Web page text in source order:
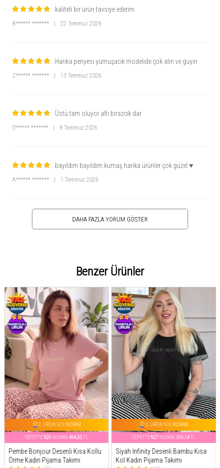
kaliteli bir ürün tavsiye ederim
B****** ******* 22 Temmuz 2026
Harıka penyesı yumuşacık modelıde çok alın ve guyın
Z****** ******* 13 Temmuz 2026
Üstü tam oluyor altı birazcık dar
S****** ******* 8 Temmuz 2026
bayıldım bayıldım kumaş harika ürünler çok güzel ♥️
A****** ******* 1 Temmuz 2026
DAHA FAZLA YORUM GÖSTER
Benzer Ürünler
2. ÜRÜN %10 İNDİRİM
SEPETTE%27 İNDİRİM510,14TL
Siyah İnfinity Desenli Bambu Kısa
Kol Kadın Pijama Takımı
2. ÜRÜN %10 İNDİRİM
SEPETTE%26 İNDİRİM 517,81TL
Mint Spring is My Life Çiçek Desenli
Kısa Kollu Örme Kadın Pijama